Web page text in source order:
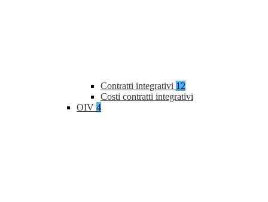
Contratti integrativi 12
Costi contratti integrativi
OIV 4